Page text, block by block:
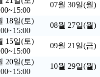
07월 30일(월)
18일(토)
08월 27일(월)
15일(토)
09월 21일(금)
20일(토)
10월 29일(월)